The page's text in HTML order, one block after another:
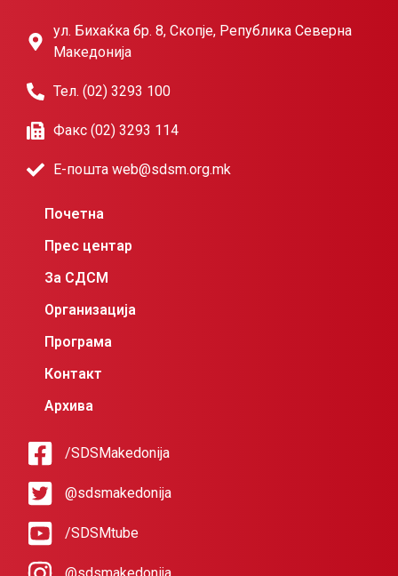
ул. Бихаќка бр. 8, Скопје, Република Северна
Македонија
Тел. (02) 3293 100
Факс (02) 3293 114
Е-пошта web@sdsm.org.mk
Почетна
Прес центар
За СДСМ
Организација
Програма
Контакт
Архива
/SDSMakedonija
@sdsmakedonija
/SDSMtube